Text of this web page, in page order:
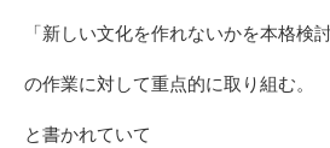
「新しい文化を作れないかを本格検
の作業に対して重点的に取り組む。
と書かれていて